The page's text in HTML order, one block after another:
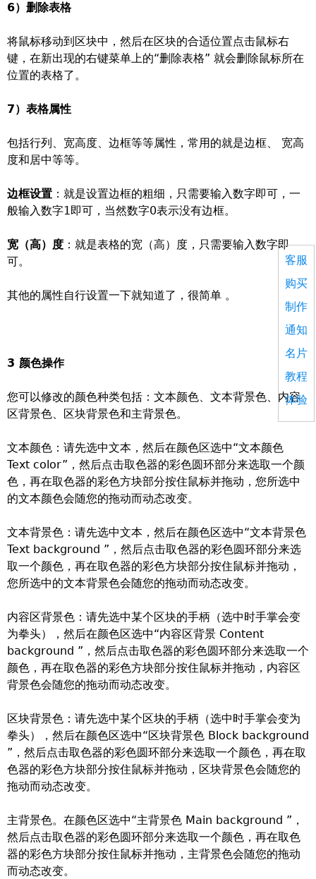
客服
购买
制作
通知
名片
教程
体验
6）删除表格
将鼠标移动到区块中，然后在区块的合适位置点击鼠标右
键，在新出现的右键菜单上的“删除表格” 就会删除鼠标所在
位置的表格了。
7）表格属性
包括行列、宽高度、边框等等属性，常用的就是边框、 宽高
度和居中等等。
边框设置 ：就是设置边框的粗细，只需要输入数字即可，一
般输入数字1即可，当然数字0表示没有边框。
宽（高）度 ：就是表格的宽（高）度，只需要输入数字即
可。
其他的属性自行设置一下就知道了，很简单 。
3 颜色操作
您可以修改的颜色种类包括：文本颜色、文本背景色、内容
区背景色、区块背景色和主背景色。
文本颜色：请先选中文本，然后在颜色区选中“文本颜色
Text color”，然后点击取色器的彩色圆环部分来选取一个颜
色，再在取色器的彩色方块部分按住鼠标并拖动，您所选中
的文本颜色会随您的拖动而动态改变。
文本背景色：请先选中文本，然后在颜色区选中“文本背景色
Text background ”，然后点击取色器的彩色圆环部分来选
取一个颜色，再在取色器的彩色方块部分按住鼠标并拖动，
您所选中的文本背景色会随您的拖动而动态改变。
内容区背景色：请先选中某个区块的手柄（选中时手掌会变
为拳头），然后在颜色区选中“内容区背景 Content
background ”，然后点击取色器的彩色圆环部分来选取一个
颜色，再在取色器的彩色方块部分按住鼠标并拖动，内容区
背景色会随您的拖动而动态改变。
区块背景色：请先选中某个区块的手柄（选中时手掌会变为
拳头），然后在颜色区选中“区块背景色 Block background
”，然后点击取色器的彩色圆环部分来选取一个颜色，再在取
色器的彩色方块部分按住鼠标并拖动，区块背景色会随您的
拖动而动态改变。
主背景色。在颜色区选中“主背景色 Main background ”，
然后点击取色器的彩色圆环部分来选取一个颜色，再在取色
器的彩色方块部分按住鼠标并拖动，主背景色会随您的拖动
而动态改变。